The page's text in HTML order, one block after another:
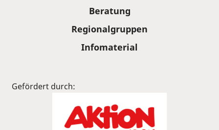
Beratung
Regionalgruppen
Infomaterial
Gefördert durch: